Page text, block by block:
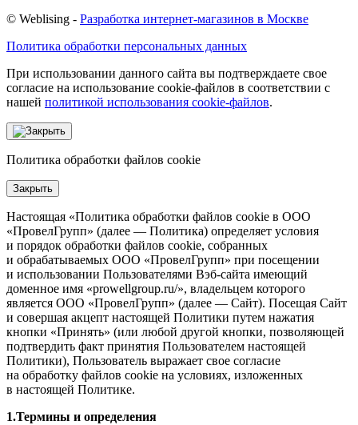
© Weblising - Разработка интернет-магазинов в Москве
Политика обработки персональных данных
При использовании данного сайта вы подтверждаете свое
согласие на использование cookie-файлов в соответствии с
нашей политикой использования cookie-файлов.
Политика обработки файлов cookie
Закрыть
Настоящая «Политика обработки файлов cookie в ООО
«ПровелГрупп» (далее — Политика) определяет условия
и порядок обработки файлов cookie, собранных
и обрабатываемых ООО «ПровелГрупп» при посещении
и использовании Пользователями Вэб-сайта имеющий
доменное имя «prowellgroup.ru/», владельцем которого
является ООО «ПровелГрупп» (далее — Сайт). Посещая Сайт
и совершая акцепт настоящей Политики путем нажатия
кнопки «Принять» (или любой другой кнопки, позволяющей
подтвердить факт принятия Пользователем настоящей
Политики), Пользователь выражает свое согласие
на обработку файлов cookie на условиях, изложенных
в настоящей Политике.
1.Термины и определения